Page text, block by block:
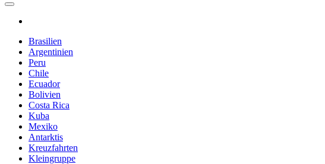
Brasilien
Argentinien
Peru
Chile
Ecuador
Bolivien
Costa Rica
Kuba
Mexiko
Antarktis
Kreuzfahrten
Kleingruppe